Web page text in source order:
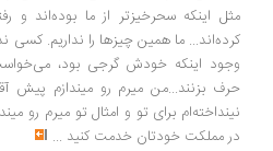
اینکه سحرخیزتر از ما بوده‌اند و
ما همین چیزها را نداریم. کسی نداریم از
اینکه خودش گرجی بود، می‌خواست در
بزنند...من میرم رو میندازم پیش آقای
برای تو و امثال تو میرم رو میندازم...
مملکت خودتان خدمت کنید...